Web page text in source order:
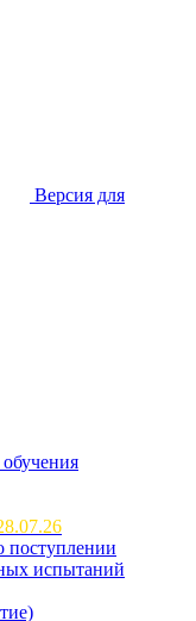
Версия для
поступлении
испытаний